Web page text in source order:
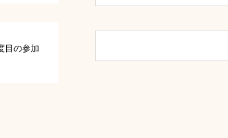
目の参加